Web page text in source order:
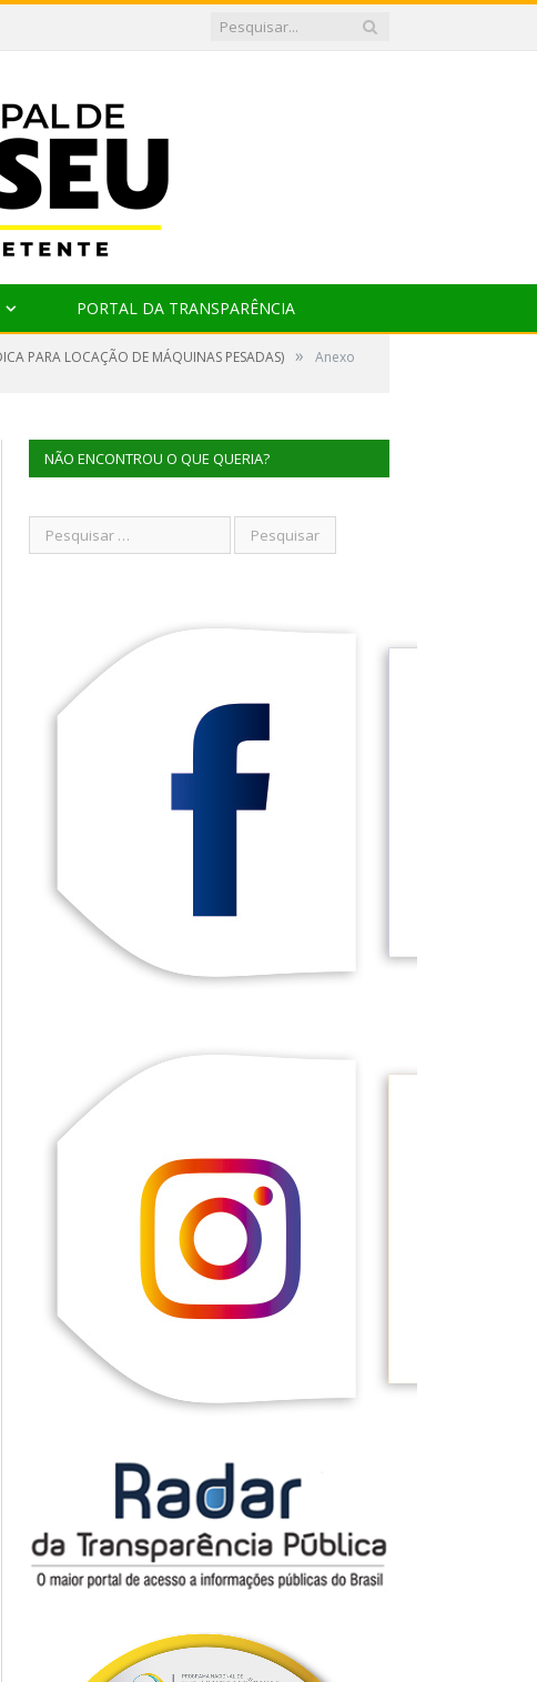
PORTAL DA TRANSPARÊNCIA
PARA LOCAÇÃO DE MÁQUINAS PESADAS) » Anexo
NÃO ENCONTROU O QUE QUERIA?